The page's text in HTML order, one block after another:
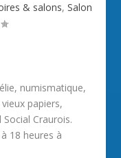
& salons, Salon
numismatique,
papiers,
Craurois.
18 heures à